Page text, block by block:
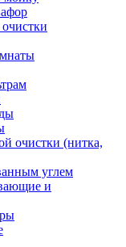
очистки (нитка,
углем
и